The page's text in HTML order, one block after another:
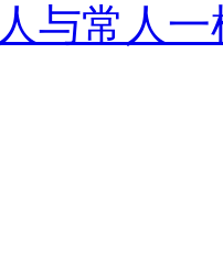
与常人